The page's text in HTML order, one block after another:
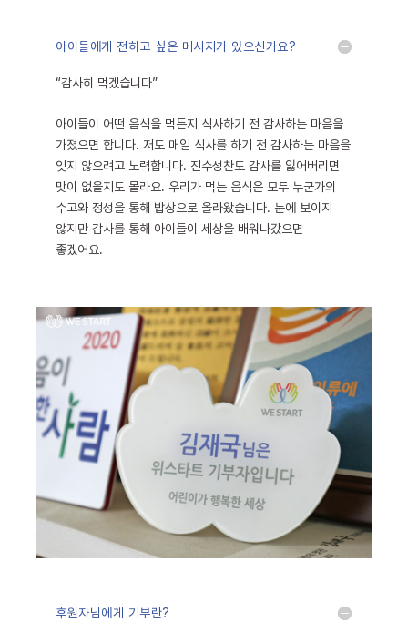
아이들에게 전하고 싶은 메시지가 있으신가요?
“감사히 먹겠습니다”
아이들이 어떤 음식을 먹든지 식사하기 전 감사하는 마음을
가졌으면 합니다. 저도 매일 식사를 하기 전 감사하는 마음을
잊지 않으려고 노력합니다. 진수성찬도 감사를 잃어버리면
맛이 없을지도 몰라요. 우리가 먹는 음식은 모두 누군가의
수고와 정성을 통해 밥상으로 올라왔습니다. 눈에 보이지
않지만 감사를 통해 아이들이 세상을 배워나갔으면
좋겠어요.
후원자님에게 기부란?